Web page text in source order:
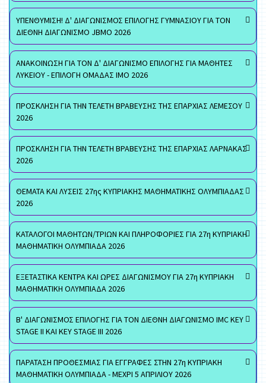
ΥΠΕΝΘΥΜΙΣΗ! Δ' ΔΙΑΓΩΝΙΣΜΟΣ ΕΠΙΛΟΓΗΣ ΓΥΜΝΑΣΙΟΥ ΓΙΑ ΤΟΝ
ΔΙΕΘΝΗ ΔΙΑΓΩΝΙΣΜΟ JBMO 2026
ΑΝΑΚΟΙΝΩΣΗ ΓΙΑ ΤΟΝ Δ' ΔΙΑΓΩΝΙΣΜΟ ΕΠΙΛΟΓΗΣ ΓΙΑ ΜΑΘΗΤΕΣ
ΛΥΚΕΙΟΥ - ΕΠΙΛΟΓΗ ΟΜΑΔΑΣ ΙΜΟ 2026
ΠΡΟΣΚΛΗΣΗ ΓΙΑ ΤΗΝ ΤΕΛΕΤΗ ΒΡΑΒΕΥΣΗΣ ΤΗΣ ΕΠΑΡΧΙΑΣ ΛΕΜΕΣΟΥ
2026
ΠΡΟΣΚΛΗΣΗ ΓΙΑ ΤΗΝ ΤΕΛΕΤΗ ΒΡΑΒΕΥΣΗΣ ΤΗΣ ΕΠΑΡΧΙΑΣ ΛΑΡΝΑΚΑΣ
2026
ΘΕΜΑΤΑ ΚΑΙ ΛΥΣΕΙΣ 27ης ΚΥΠΡΙΑΚΗΣ ΜΑΘΗΜΑΤΙΚΗΣ ΟΛΥΜΠΙΑΔΑΣ
2026
ΚΑΤΑΛΟΓΟΙ ΜΑΘΗΤΩΝ/ΤΡΙΩΝ ΚΑΙ ΠΛΗΡΟΦΟΡΙΕΣ ΓΙΑ 27η ΚΥΠΡΙΑΚΗ
ΜΑΘΗΜΑΤΙΚΗ ΟΛΥΜΠΙΑΔΑ 2026
ΕΞΕΤΑΣΤΙΚΑ ΚΕΝΤΡΑ ΚΑΙ ΩΡΕΣ ΔΙΑΓΩΝΙΣΜΟΥ ΓΙΑ 27η ΚΥΠΡΙΑΚΗ
ΜΑΘΗΜΑΤΙΚΗ ΟΛΥΜΠΙΑΔΑ 2026
Β' ΔΙΑΓΩΝΙΣΜΟΣ ΕΠΙΛΟΓΗΣ ΓΙΑ ΤΟΝ ΔΙΕΘΝΗ ΔΙΑΓΩΝΙΣΜΟ IMC KEY
STAGE II ΚΑΙ KEY STAGE III 2026
ΠΑΡΑΤΑΣΗ ΠΡΟΘΕΣΜΙΑΣ ΓΙΑ ΕΓΓΡΑΦΕΣ ΣΤΗΝ 27η ΚΥΠΡΙΑΚΗ
ΜΑΘΗΜΑΤΙΚΗ ΟΛΥΜΠΙΑΔΑ - ΜΕΧΡΙ 5 ΑΠΡΙΛΙΟΥ 2026